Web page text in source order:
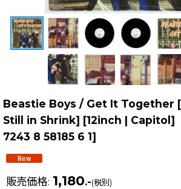
Beastie Boys / Get It Together
Still in Shrink] [12inch | Capitol]【
7243 8 58185 6 1]
販売価格: 1,180.-(税別)